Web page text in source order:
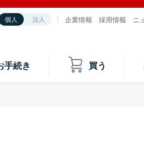
個人 法人 企業情報 採用情報 ニ
手続き 買う